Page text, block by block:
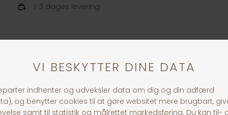
1-3 dages levering